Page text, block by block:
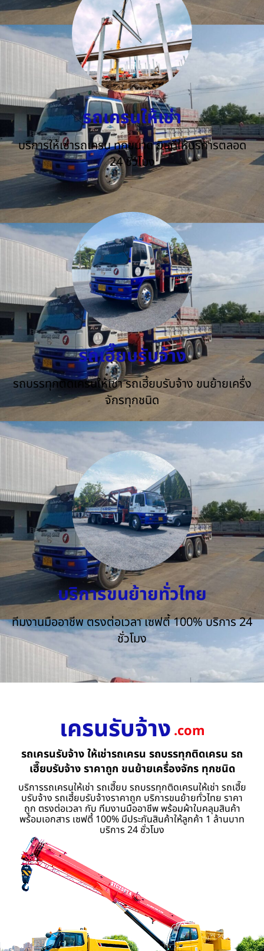
รถเครนให้เช่า
บริการให้เช่ารถเครน ทุกขนาด ยินดีให้บริการตลอด
24 ชั่วโมง
รถเฮี๊ยบรับจ้าง
รถบรรทุกติดเครนให้เช่า รถเฮี้ยบรับจ้าง ขนย้ายเครื่ง
จักรทุกชนิด
บริการขนย้ายทั่วไทย
ทีมงานมืออาชีพ ตรงต่อเวลา เซฟตี้ 100% บริการ 24
ชั่วโมง
เครนรับจ้าง .com
รถเครนรับจ้าง ให้เช่ารถเครน รถบรรทุกติดเครน รถ
เฮี๊ยบรับจ้าง ราคาถูก ขนย้ายเครื่องจักร ทุกชนิด
บริการรถเครนให้เช่า รถเฮี๊ยบ รถบรรทุกติดเครนให้เช่า รถเฮี๊ย
บรับจ้าง รถเฮี้ยบรับจ้างราคาถูก บริการขนย้ายทั่วไทย ราคา
ถูก ตรงต่อเวลา กับ ทีมงานมืออาชีพ พร้อมผ้าใบคลุมสินค้า
พร้อมเอกสาร เซฟตี้ 100% มีประกันสินค้าให้ลูกค้า 1 ล้านบาท
บริการ 24 ชั่วโมง